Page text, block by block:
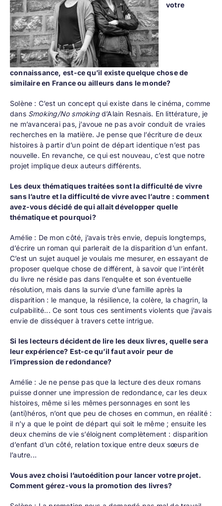
votre
connaissance, est-ce qu’il existe quelque chose de
similaire en France ou ailleurs dans le monde?
Solène : C’est un concept qui existe dans le cinéma, comme
dans Smoking/No smokingd’Alain Resnais. En littérature, je
ne m’avancerai pas, j’avoue ne pas avoir conduit de vraies
recherches en la matière. Je pense que l’écriture de deux
histoires à partir d’un point de départ identique n’est pas
nouvelle. En revanche, ce qui est nouveau, c’est que notre
projet implique deux auteurs différents.
Les deux thématiques traitées sont la difficulté de vivre
sans l’autre et la difficulté de vivre avec l’autre : comment
avez-vous décidé de qui allait développer quelle
thématique et pourquoi?
Amélie : De mon côté, j’avais très envie, depuis longtemps,
d’écrire un roman qui parlerait de la disparition d’un enfant.
C’est un sujet auquel je voulais me mesurer, en essayant de
proposer quelque chose de différent, à savoir que l’intérêt
du livre ne réside pas dans l’enquête et son éventuelle
résolution, mais dans la survie d’une famille après la
disparition : le manque, la résilience, la colère, la chagrin, la
culpabilité... Ce sont tous ces sentiments violents que j’avais
envie de disséquer à travers cette intrigue.
Si les lecteurs décident de lire les deux livres, quelle sera
leur expérience? Est-ce qu’il faut avoir peur de
l’impression de redondance?
Amélie : Je ne pense pas que la lecture des deux romans
puisse donner une impression de redondance, car les deux
histoires, même si les mêmes personnages en sont les
(anti)héros, n’ont que peu de choses en commun, en réalité :
il n’y a que le point de départ qui soit le même ; ensuite les
deux chemins de vie s’éloignent complètement : disparition
d’enfant d’un côté, relation toxique entre deux sœurs de
l’autre...
Vous avez choisi l’autoédition pour lancer votre projet.
Comment gérez-vous la promotion des livres?